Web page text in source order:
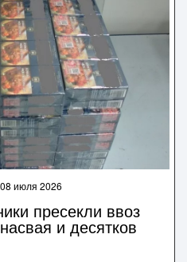
08 июля 2026
пресекли ввоз
и десятков